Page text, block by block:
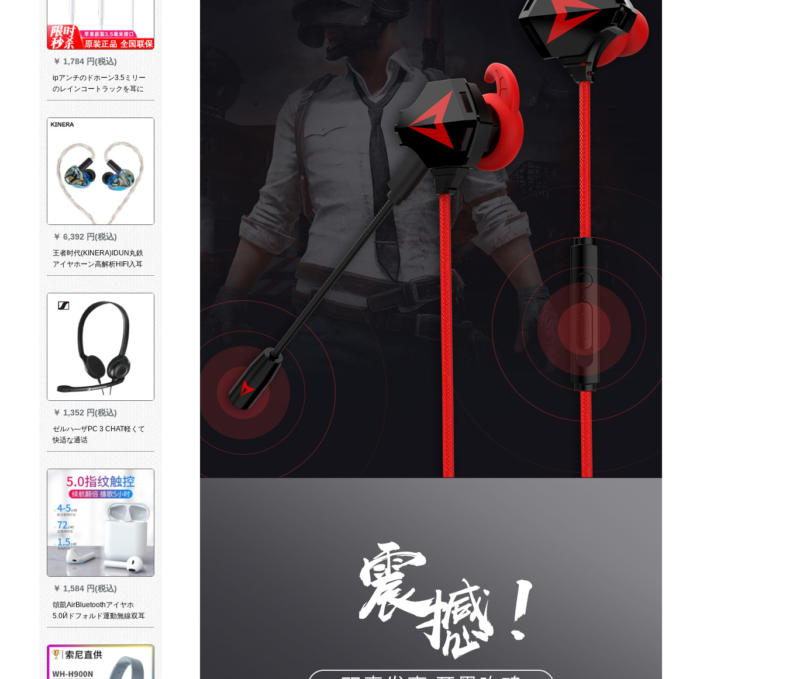
￥ 1,784 円(税込)
ipアンチのドホーン3.5ミリー
のレインコートラックを耳に
入れました。ベトの耳栓の规
s/6 plus 3.5 mmの丸のいで
ジナルト商品です。
￥ 6,392 円(税込)
王者时代(KINERA)IDUN丸鉄
アイヤホーン高解析HIFI入耳
式音楽携帯电话のӢドホーン
￥ 1,352 円(税込)
ゼルハ—ザPC 3 CHAT軽くて
快适な通话
￥ 1,584 円(税込)
頌凱AirBluetoothアイヤホ
5.0Ӣドフォルド運動無線双耳
触控はファァァァァァ·ァァ·ァ
pods入耳式i 12 Bluetooth 5.0
触控版に適用されます。自動
的にマッチします。